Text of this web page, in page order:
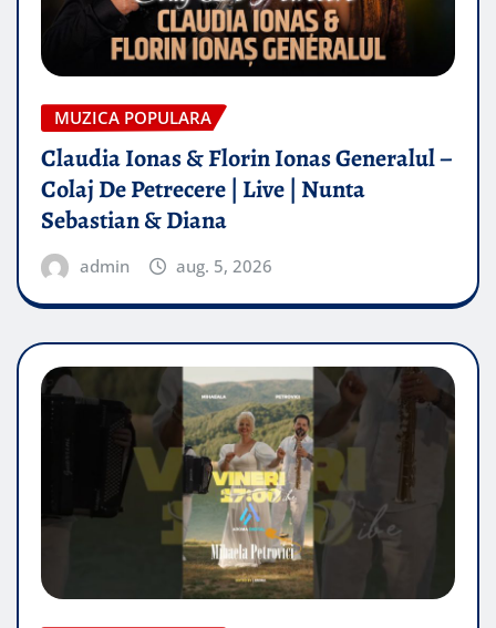
MUZICA POPULARA
Claudia Ionas & Florin Ionas Generalul –
Colaj De Petrecere | Live | Nunta
Sebastian & Diana
admin aug. 5, 2026